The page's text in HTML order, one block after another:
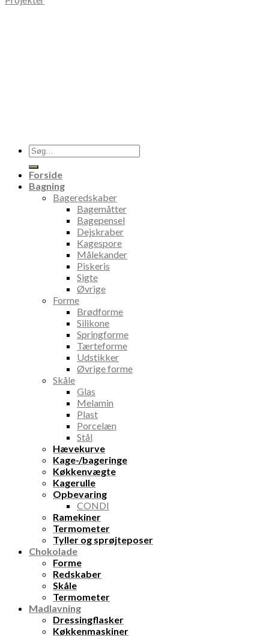
Søg
efter:
Forside
Bagning
Bageredskaber
Bagemåtter
Bagepensel
Dejskraber
Kagespore
Målekander
Piskeris
Sigte
Øvrige
Forme
Brødforme
Silikone
Springforme
Tærteforme
Udstikker
Øvrige forme
Skåle
Glas
Melamin
Plast
Porcelæn
Stål
Hævekurve
Kage-/bageringe
Køkkenvægte
Kagerulle
Opbevaring
CONDI
Ramekiner
Termometer
Tyller og sprøjteposer
Chokolade
Forme
Redskaber
Skåle
Termometer
Madlavning
Dressingflasker
Køkkenmaskiner